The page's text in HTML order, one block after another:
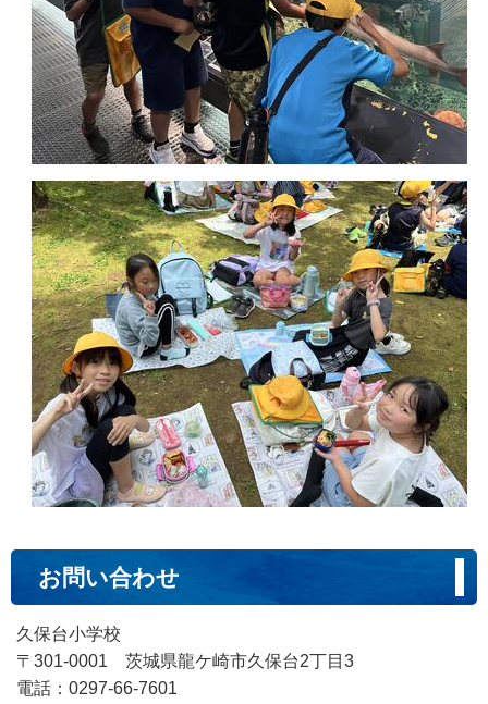
お問い合わせ
久保台小学校
〒301-0001 茨城県龍ケ崎市久保台2丁目3
電話：0297-66-7601